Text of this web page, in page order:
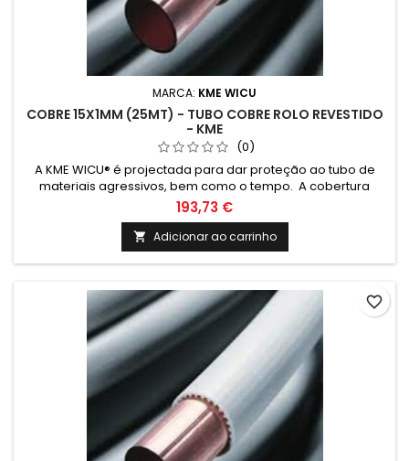
MARCA: KME WICU
COBRE 15X1MM (25MT) - TUBO COBRE ROLO REVESTIDO
- KME
(0)
A KME WICU® é projectada para dar proteção ao tubo de
materiais agressivos, bem como o tempo. A cobertura
também cria uma barreira térmica que reduz a perda
térmica e condensação na tubagem quando exposta ao
frio.
193,73 €
 Adicionar ao carrinho
favorite_border